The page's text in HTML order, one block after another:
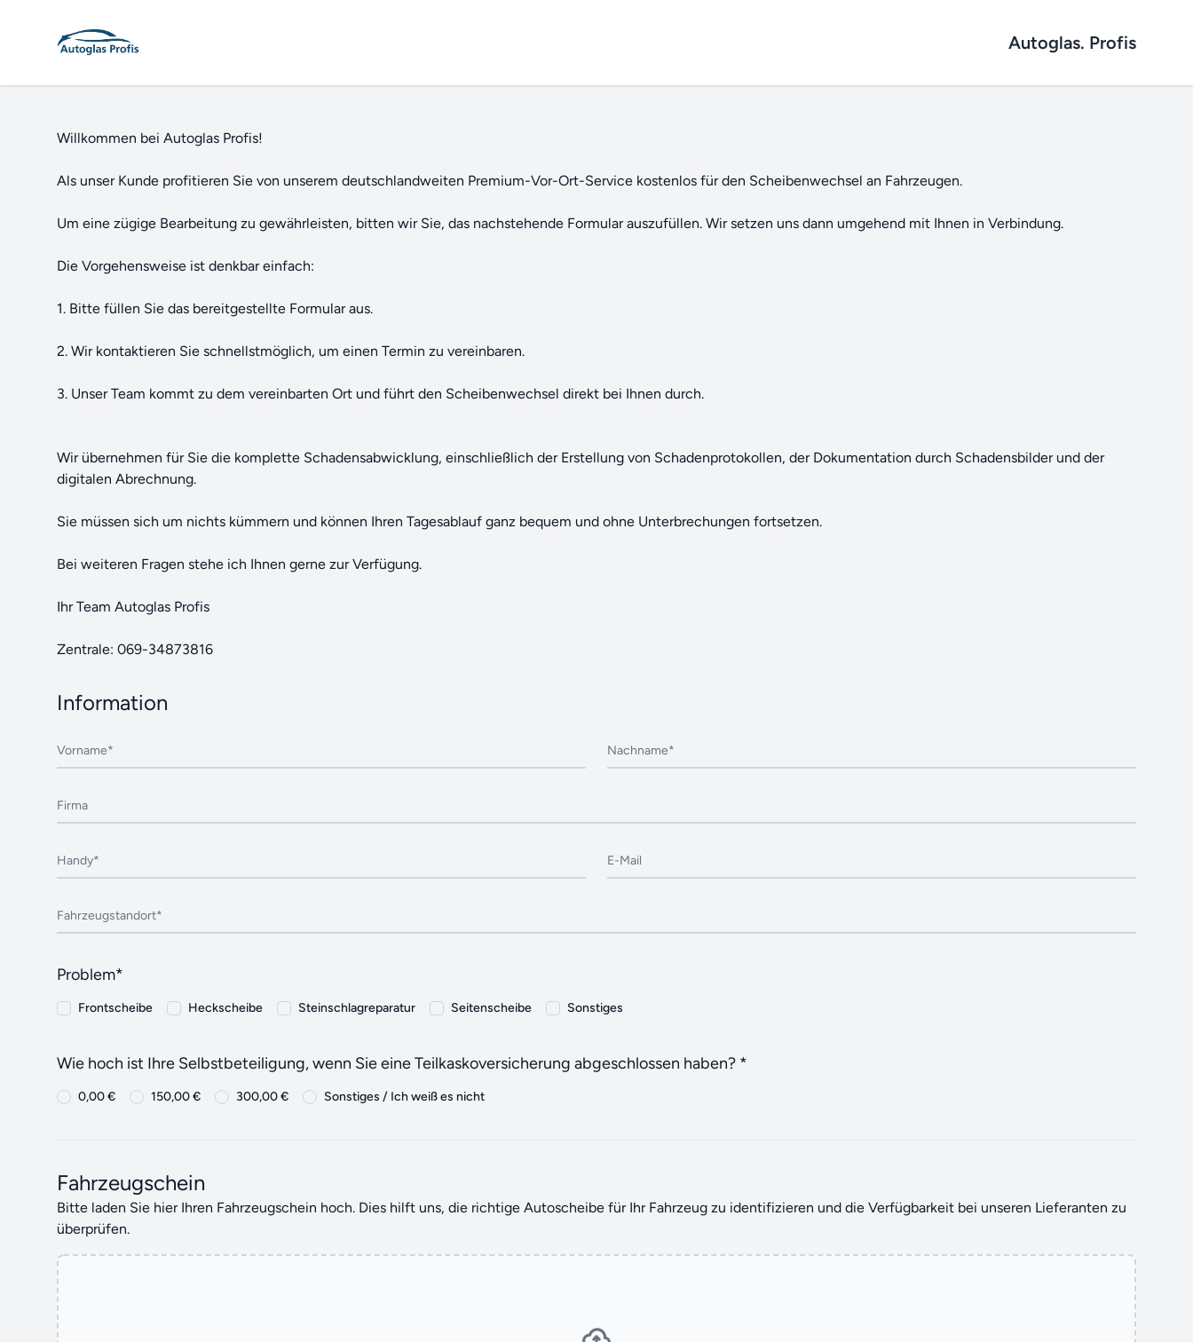
Autoglas. Profis
Willkommen bei Autoglas Profis!
Als unser Kunde profitieren Sie von unserem deutschlandweiten Premium-Vor-Ort-Service kostenlos für den Scheibenwechsel an Fahrzeugen.
Um eine zügige Bearbeitung zu gewährleisten, bitten wir Sie, das nachstehende Formular auszufüllen. Wir setzen uns dann umgehend mit Ihnen in Verbindung.
Die Vorgehensweise ist denkbar einfach:
1. Bitte füllen Sie das bereitgestellte Formular aus.
2. Wir kontaktieren Sie schnellstmöglich, um einen Termin zu vereinbaren.
3. Unser Team kommt zu dem vereinbarten Ort und führt den Scheibenwechsel direkt bei Ihnen durch.
Wir übernehmen für Sie die komplette Schadensabwicklung, einschließlich der Erstellung von Schadenprotokollen, der Dokumentation durch Schadensbilder und der
digitalen Abrechnung.
Sie müssen sich um nichts kümmern und können Ihren Tagesablauf ganz bequem und ohne Unterbrechungen fortsetzen.
Bei weiteren Fragen stehe ich Ihnen gerne zur Verfügung.
Ihr Team Autoglas Profis
Zentrale: 069-34873816
Information
Vorname* Nachname*
Firma
Handy* E-Mail
Fahrzeugstandort*
Problem*
Frontscheibe Heckscheibe Steinschlagreparatur Seitenscheibe Sonstiges
Wie hoch ist Ihre Selbstbeteiligung, wenn Sie eine Teilkaskoversicherung abgeschlossen haben? *
0,00 € 150,00 € 300,00 € Sonstiges / Ich weiß es nicht
Fahrzeugschein
Bitte laden Sie hier Ihren Fahrzeugschein hoch. Dies hilft uns, die richtige Autoscheibe für Ihr Fahrzeug zu identifizieren und die Verfügbarkeit bei unseren Lieferanten zu
überprüfen.